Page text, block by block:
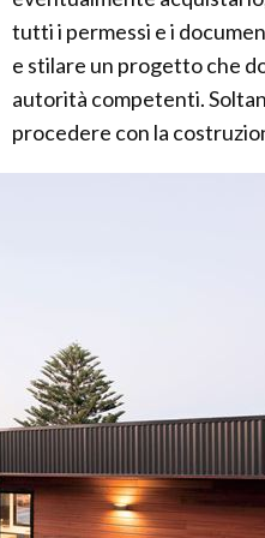
tutti i permessi e i
e stilare un progetto che
autorità competenti.
procedere con la